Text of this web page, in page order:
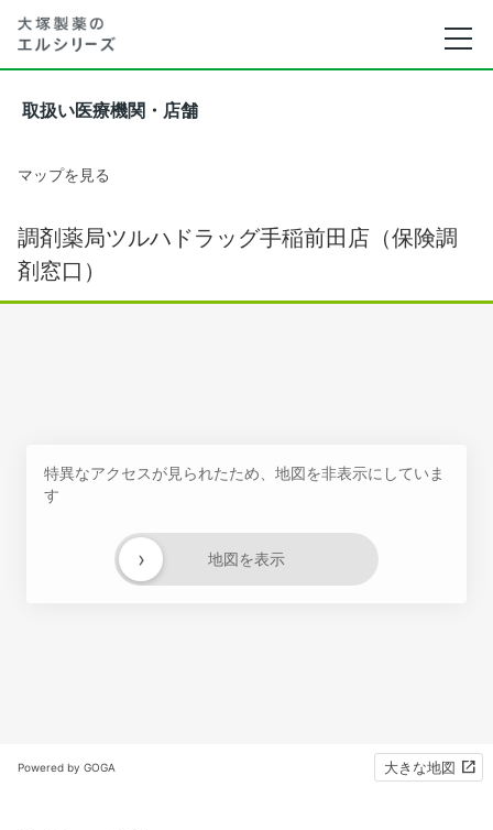
取扱い医療機関・店舗
マップを見る
調剤薬局ツルハドラッグ手稲前田店（保険調
剤窓口）
特異なアクセスが見られたため、地図を非表示にしていま
す
地図を表示
›
Powered by GOGA 大きな地図